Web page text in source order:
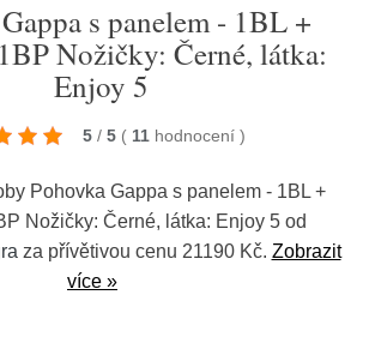
s panelem - 1BL +
Nožičky: Černé, látka:
Enjoy 5
5 / 5 ( 11 hodnocení )
Pohovka Gappa s panelem - 1BL +
Nožičky: Černé, látka: Enjoy 5 od
za přívětivou cenu 21190 Kč. Zobrazit
více »